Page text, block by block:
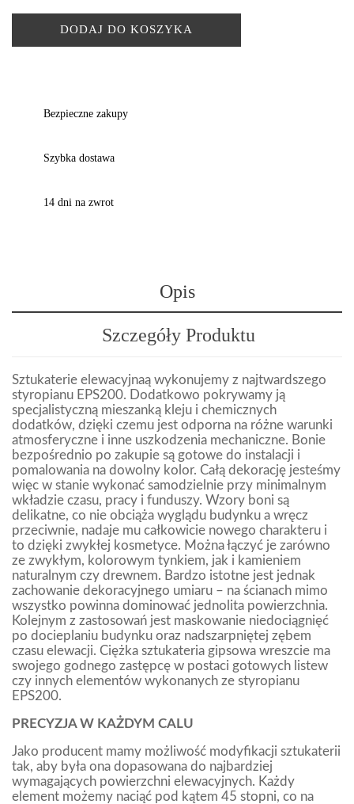
DODAJ DO KOSZYKA
Bezpieczne zakupy
Szybka dostawa
14 dni na zwrot
Opis
Szczegóły Produktu
Sztukaterie elewacyjnaą wykonujemy z najtwardszego
styropianu EPS200. Dodatkowo pokrywamy ją
specjalistyczną mieszanką kleju i chemicznych
dodatków, dzięki czemu jest odporna na różne warunki
atmosferyczne i inne uszkodzenia mechaniczne. Bonie
bezpośrednio po zakupie są gotowe do instalacji i
pomalowania na dowolny kolor. Całą dekorację jesteśmy
więc w stanie wykonać samodzielnie przy minimalnym
wkładzie czasu, pracy i funduszy. Wzory boni są
delikatne, co nie obciąża wyglądu budynku a wręcz
przeciwnie, nadaje mu całkowicie nowego charakteru i
to dzięki zwykłej kosmetyce. Można łączyć je zarówno
ze zwykłym, kolorowym tynkiem, jak i kamieniem
naturalnym czy drewnem. Bardzo istotne jest jednak
zachowanie dekoracyjnego umiaru – na ścianach mimo
wszystko powinna dominować jednolita powierzchnia.
Kolejnym z zastosowań jest maskowanie niedociągnięć
po docieplaniu budynku oraz nadszarpniętej zębem
czasu elewacji. Ciężka sztukateria gipsowa wreszcie ma
swojego godnego zastępcę w postaci gotowych listew
czy innych elementów wykonanych ze styropianu
EPS200.
PRECYZJA W KAŻDYM CALU
Jako producent mamy możliwość modyfikacji sztukaterii
tak, aby była ona dopasowana do najbardziej
wymagających powierzchni elewacyjnych. Każdy
element możemy naciąć pod kątem 45 stopni, co na